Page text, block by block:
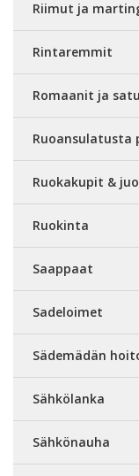
Riimut ja
Rintaremmit
Romaanit ja
Ruokakupit &
Ruokinta
Saappaat
Sadeloimet
Sädemädän
Sähkölanka
Sähkönauha